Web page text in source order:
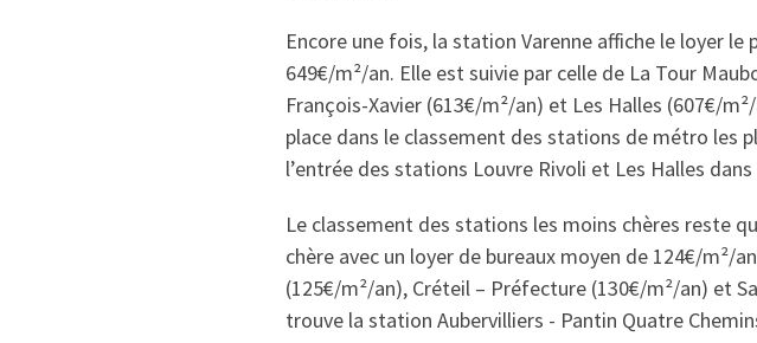
Encore une fois, la station Varenne affiche le loyer
649€/m²/an. Elle est suivie par celle de La Tour
François-Xavier (613€/m²/an) et Les Halles (607€/
place dans le classement des stations de métro les
l’entrée des stations Louvre Rivoli et Les Halles
Le classement des stations les moins chères reste
chère avec un loyer de bureaux moyen de 124€/m²/
(125€/m²/an), Créteil – Préfecture (130€/m²/an) et
trouve la station Aubervilliers - Pantin Quatre